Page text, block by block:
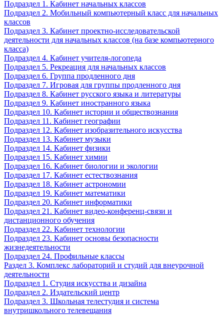
Подраздел 1. Кабинет начальных классов
Подраздел 2. Мобильный компьютерный класс для начальных
классов
Подраздел 3. Кабинет проектно-исследовательской
деятельности для начальных классов (на базе компьютерного
класса)
Подраздел 4. Кабинет учителя-логопеда
Подраздел 5. Рекреация для начальных классов
Подраздел 6. Группа продленного дня
Подраздел 7. Игровая для группы продленного дня
Подраздел 8. Кабинет русского языка и литературы
Подраздел 9. Кабинет иностранного языка
Подраздел 10. Кабинет истории и обществознания
Подраздел 11. Кабинет географии
Подраздел 12. Кабинет изобразительного искусства
Подраздел 13. Кабинет музыки
Подраздел 14. Кабинет физики
Подраздел 15. Кабинет химии
Подраздел 16. Кабинет биологии и экологии
Подраздел 17. Кабинет естествознания
Подраздел 18. Кабинет астрономии
Подраздел 19. Кабинет математики
Подраздел 20. Кабинет информатики
Подраздел 21. Кабинет видео-конференц-связи и
дистанционного обучения
Подраздел 22. Кабинет технологии
Подраздел 23. Кабинет основы безопасности
жизнедеятельности
Подраздел 24. Профильные классы
Раздел 3. Комплекс лабораторий и студий для внеурочной
деятельности
Подраздел 1. Студия искусства и дизайна
Подраздел 2. Издательский центр
Подраздел 3. Школьная телестудия и система
внутришкольного телевещания